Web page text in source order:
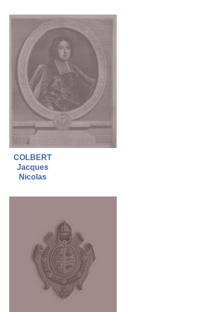
COLBERT
Jacques
Nicolas